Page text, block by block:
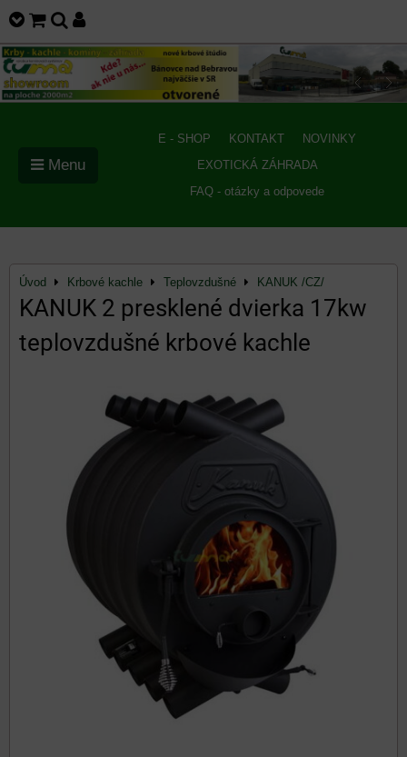
E - SHOP KONTAKT
NOVINKY
EXOTICKÁ ZÁHRADA
FAQ - otázky a odpovede
Menu
Úvod Krbové kachle Teplovzdušné KANUK /CZ/
KANUK 2 presklené dvierka 17kw
teplovzdušné krbové kachle